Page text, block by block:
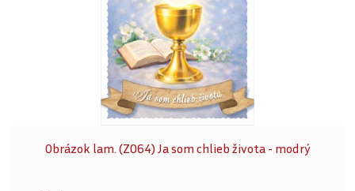
Obrázok lam. (Z064) Ja som chlieb života - modrý